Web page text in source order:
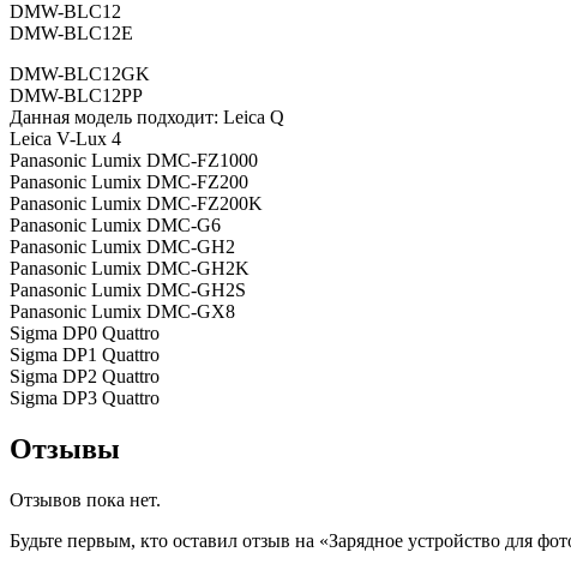
DMW-BLC12
DMW-BLC12E
DMW-BLC12GK
DMW-BLC12PP
Данная модель подходит: Leica Q
Leica V-Lux 4
Panasonic Lumix DMC-FZ1000
Panasonic Lumix DMC-FZ200
Panasonic Lumix DMC-FZ200K
Panasonic Lumix DMC-G6
Panasonic Lumix DMC-GH2
Panasonic Lumix DMC-GH2K
Panasonic Lumix DMC-GH2S
Panasonic Lumix DMC-GX8
Sigma DP0 Quattro
Sigma DP1 Quattro
Sigma DP2 Quattro
Sigma DP3 Quattro
Отзывы
Отзывов пока нет.
Будьте первым, кто оставил отзыв на «Зарядное устройство для